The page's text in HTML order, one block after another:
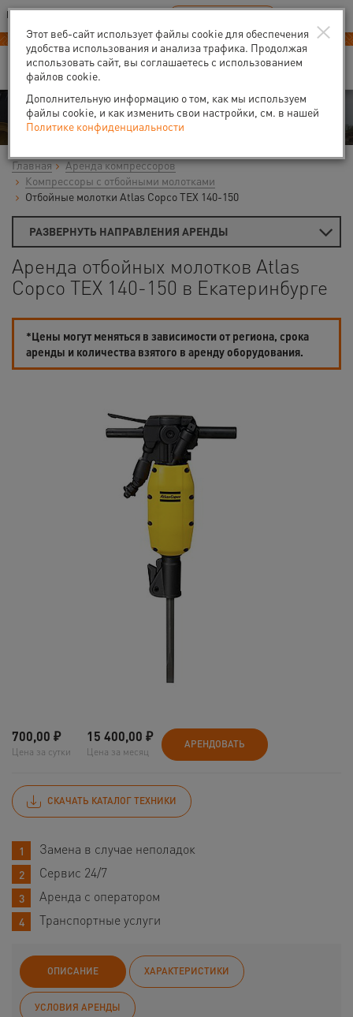
Ваш город:Екатеринбург
В Вашем регионе нет наших офисов RU EN
Аренда
Главная
Аренда компрессоров
Компрессоры с отбойными молотками
Отбойные молотки Atlas Copco TEX 140-150
РАЗВЕРНУТЬ НАПРАВЛЕНИЯ АРЕНДЫ
Аренда отбойных молотков Atlas
Copco TEX 140-150 в Екатеринбурге
*Цены могут меняться в зависимости от региона, срока
аренды и количества взятого в аренду оборудования.
700,00 ₽
Цена за сутки
15 400,00 ₽
Цена за месяц
АРЕНДОВАТЬ
СКАЧАТЬ КАТАЛОГ ТЕХНИКИ
Замена в случае неполадок
Сервис 24/7
Аренда с оператором
Транспортные услуги
ОПИСАНИЕ ХАРАКТЕРИСТИКИ
УСЛОВИЯ АРЕНДЫ
×
Этот веб-сайт использует файлы cookie для обеспечения
удобства использования и анализа трафика. Продолжая
использовать сайт, вы соглашаетесь с использованием
файлов cookie.
Дополнительную информацию о том, как мы используем
файлы cookie, и как изменить свои настройки, см. в нашей
Политике конфиденциальности